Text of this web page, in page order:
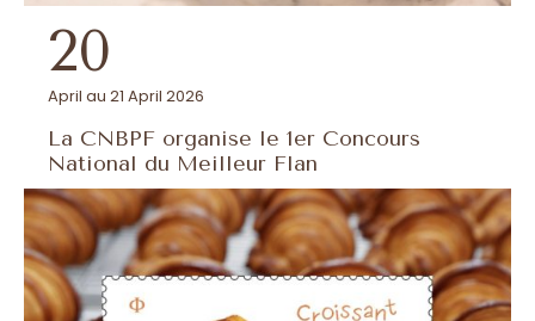
20
April au 21 April 2026
La CNBPF organise le 1er Concours
National du Meilleur Flan